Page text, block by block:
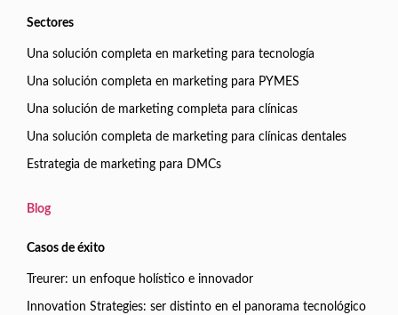
Sectores
Una solución completa en marketing para tecnología
Una solución completa en marketing para PYMES
Una solución de marketing completa para clínicas
Una solución completa de marketing para clínicas dentales
Estrategia de marketing para DMCs
Blog
Casos de éxito
Treurer: un enfoque holístico e innovador
Innovation Strategies: ser distinto en el panorama tecnológico